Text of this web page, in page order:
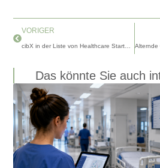
Zurück
VORIGER
cibX in der Liste von Healthcare Startups
Das könnte Sie auch